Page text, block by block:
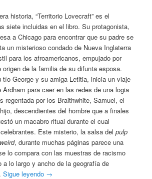
historia, “Territorio Lovecraft” es el
siete incluidas en el libro. Su protagonista,
a Chicago para encontrar que su padre se
un misterioso condado de Nueva Inglaterra
para los afroamericanos, empujado por
origen de la familia de su difunta esposa.
tío George y su amiga Letitia, inicia un viaje
Ardham para caer en las redes de una logia
regentada por los Braithwhite, Samuel, el
descendientes del hombre que a finales
un macabro ritual durante el cual
Este misterio, la salsa delpulp
weird, durante muchas páginas parece una
lo compara con las muestras de racismo
lo largo y ancho de la geografía de
.Sigue leyendo →